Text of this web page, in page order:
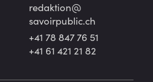
redaktion@
savoirpublic.ch
+41 78 847 76 51
+41 61 421 21 82